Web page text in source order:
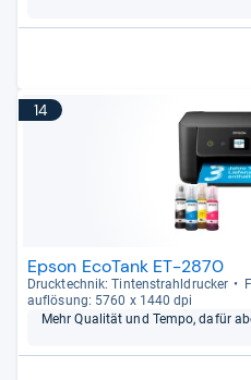
14
Epson EcoTank ET-2870
Druck­tech­nik: Tin­ten­strahl­dru­cker
auf­lö­sung: 5760 x 1440 dpi
Mehr Qua­li­tät und Tempo, dafür